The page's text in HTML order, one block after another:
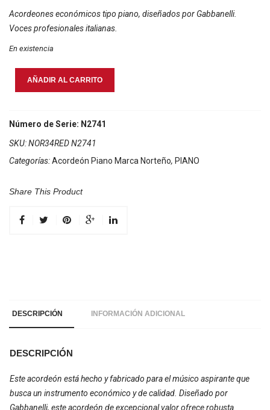
Acordeones económicos tipo piano, diseñados por Gabbanelli.
Voces profesionales italianas.
En existencia
Acordeon
34
5
Registros
cantidad
AÑADIR AL CARRITO
Número de Serie: N2741
SKU:NOR34RED N2741
Categorías:Acordeón Piano Marca Norteño, PIANO
Share This Product
DESCRIPCIÓN INFORMACIÓN ADICIONAL
DESCRIPCIÓN
Este acordeón está hecho y fabricado para el músico aspirante que
busca un instrumento económico y de calidad. Diseñado por
Gabbanelli, este acordeón de excepcional valor ofrece robusta